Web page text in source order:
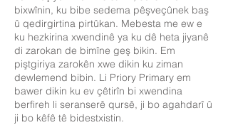
bixwînin, ku bibe sedema pêşveçûnek baş
û qedirgirtina pirtûkan. Mebesta me ew e
ku hezkirina xwendinê ya ku dê heta jiyanê
di zarokan de bimîne geş bikin. Em
piştgiriya zarokên xwe dikin ku ziman
dewlemend bibin. Li Priory Primary em
bawer dikin ku ev çêtirîn bi xwendina
berfireh li seranserê qursê, ji bo agahdarî û
ji bo kêfê tê bidestxistin.